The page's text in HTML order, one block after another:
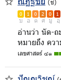
(ช)
0 1 0 2 0 1
บ อ ด ศ มู อุ
อ่านว่า นัด-ถ
หมายถึง คว
เลขศาสตร์ ๔๑